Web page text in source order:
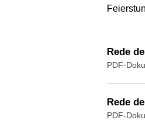
Rede
PDF-
Rede
PDF-